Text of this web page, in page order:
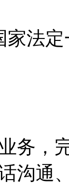
法定
务，
沟通